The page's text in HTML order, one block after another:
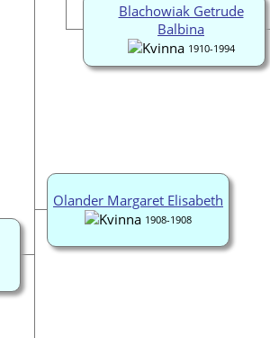
Blachowiak Getrude
Balbina
1910-1994
Olander Margaret Elisabeth
1908-1908